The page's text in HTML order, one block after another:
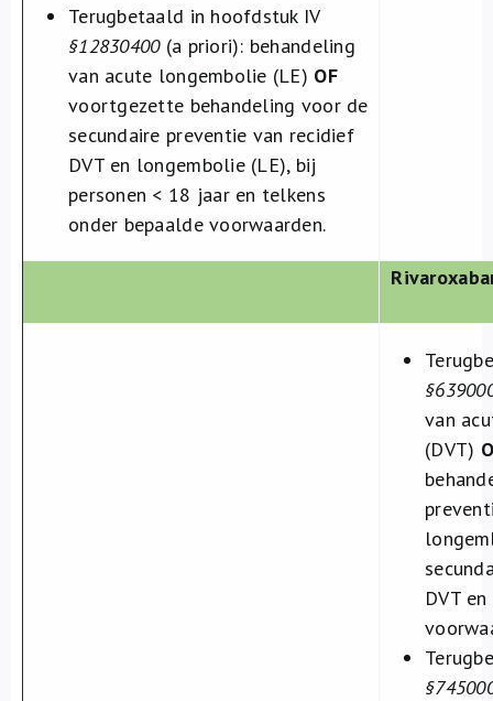
Terugbetaald in hoofdstuk IV
§12830400(a priori): behandeling
van acute longembolie (LE) OF
voortgezette behandeling voor de
secundaire preventie van recidief
DVT en longembolie (LE), bij
personen < 18 jaar en telkens
onder bepaalde voorwaarden.
van
(DVT)
DVT